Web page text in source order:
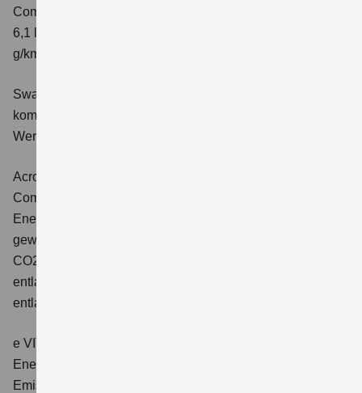
Comfort+
6,1 l/100 km; kombinierter Wert der CO2-Emission: 141
g/km; CO2-Klasse: E
Swace 1.8 HYBRID CVT Comfort+
kombinierter Energieverbrauch 4,5 l/100km; kombinierter
Wert der CO2-Emission: 102 g/km; CO2-Klasse: C.
Across 2.5 PLUG-IN HYBRID CVT
Comfort+
Energieverbrauch: 17,1kWh/100km plus 1,0 l/100 km;
gewichtet kombinierter Wert der CO2-Emission: 22 g/km;
CO2-Klasse: B; kombinierter Kraftstoffverbrauch bei
entladener Batterie: 6,6 l/100km; CO2-Klasse (bei
entladener Batterie): E.
e VITARA eAxle Club (49 kWh-Batterie)
Energieverbrauch kombiniert: 14,9 kWh/100km; CO₂-
Emissionen kombiniert: 0 g/km; CO₂-Klasse: A.